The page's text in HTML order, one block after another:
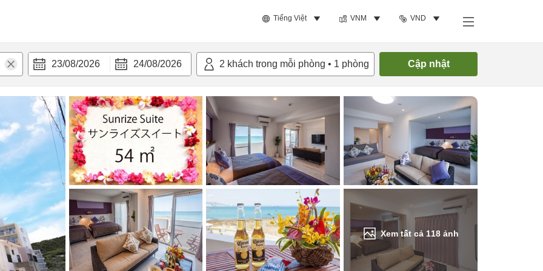
Tiếng Việt VNM VND
23/08/2026 24/08/2026 2 khách trong mỗi phòng • 1 phòng Cập nhật
Xem tất cả 118 ảnh
nghi Tìm phòng trống